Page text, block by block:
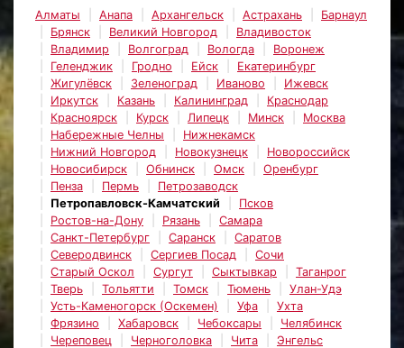
Алматы Анапа Архангельск Астрахань
Барнаул
Брянск
Великий Новгород
Владивосток
Владимир
Волгоград Вологда
Воронеж
Геленджик
Гродно Ейск
Екатеринбург
Жигулёвск
Зеленоград Иваново
Ижевск
Иркутск
Казань Калининград
Краснодар
Красноярск
Курск Липецк Минск
Москва
Набережные Челны
Нижнекамск
Нижний Новгород
Новокузнецк
Новороссийск
Новосибирск
Обнинск Омск
Оренбург
Пенза
Пермь
Петрозаводск
Петропавловск-Камчатский
Псков
Ростов-на-Дону
Рязань
Самара
Санкт-Петербург
Саранск
Саратов
Северодвинск
Сергиев Посад
Сочи
Старый Оскол
Сургут Сыктывкар
Таганрог
Тверь
Тольятти Томск Тюмень
Улан-Удэ
Усть-Каменогорск (Оскемен)
Уфа
Ухта
Фрязино
Хабаровск Чебоксары
Челябинск
Череповец
Черноголовка Чита
Энгельс